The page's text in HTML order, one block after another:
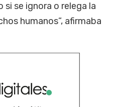
se ignora o relega la
humanos”, afirmaba